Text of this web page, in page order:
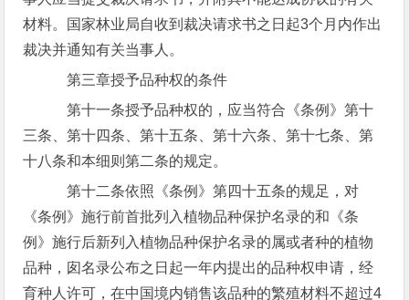
材料。国家林业局自收到裁决请求书之日起3个月内作出
裁决并通知有关当事人。
第三章授予品种权的条件
第十一条授予品种权的，应当符合《条例》第十
三条、第十四条、第十五条、第十六条、第十七条、第
十八条和本细则第二条的规定。
第十二条依照《条例》第四十五条的规足，对
《条例》施行前首批列入植物品种保护名录的和《条
例》施行后新列入植物品种保护名录的属或者种的植物
品种，囱名录公布之日起一年内提出的品种权申请，经
育种人许可，在中国境内销售该品种的繁殖材料不超过4